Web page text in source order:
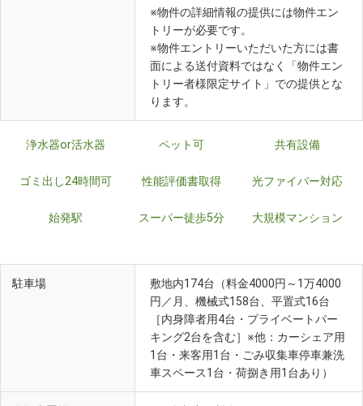
※物件の詳細情報の提供には物件エン
トリーが必要です。
※物件エントリーいただいた方には書
面による送付資料ではなく「物件エン
トリー者様限定サイト」での提供とな
ります。
浄水器or活水器 ペット可 共有設備
ゴミ出し24時間可 性能評価書取得 光ファイバー対応
始発駅 スーパー徒歩5分 大規模マンション
駐車場
敷地内174台（料金4000円～1万4000
円／月、機械式158台、平置式16台
［内身障者用4台・プライベートパー
キング2台を含む］※他：カーシェア用
1台・来客用1台・ごみ収集車停車兼洗
車スペース1台・荷捌き用1台あり）